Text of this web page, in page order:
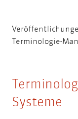
Terminologie-
Systeme